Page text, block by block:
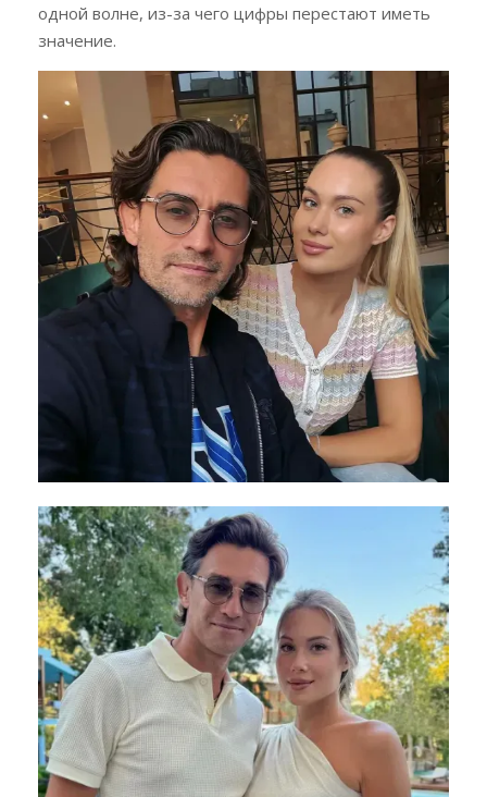
одной волне, из-за чего цифры перестают иметь
значение.